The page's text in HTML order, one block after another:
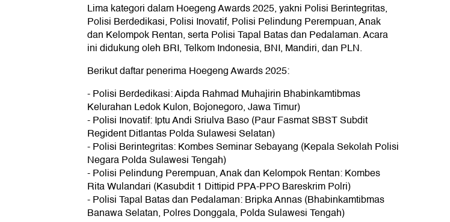
Lima kategori dalam Hoegeng Awards 2025, yakni Polisi Berintegritas,
Polisi Berdedikasi, Polisi Inovatif, Polisi Pelindung Perempuan, Anak
dan Kelompok Rentan, serta Polisi Tapal Batas dan Pedalaman. Acara
ini didukung oleh BRI, Telkom Indonesia, BNI, Mandiri, dan PLN.
Berikut daftar penerima Hoegeng Awards 2025:
- Polisi Berdedikasi: Aipda Rahmad Muhajirin Bhabinkamtibmas
Kelurahan Ledok Kulon, Bojonegoro, Jawa Timur)
- Polisi Inovatif: Iptu Andi Sriulva Baso (Paur Fasmat SBST Subdit
Regident Ditlantas Polda Sulawesi Selatan)
- Polisi Berintegritas: Kombes Seminar Sebayang (Kepala Sekolah Polisi
Negara Polda Sulawesi Tengah)
- Polisi Pelindung Perempuan, Anak dan Kelompok Rentan: Kombes
Rita Wulandari (Kasubdit 1 Dittipid PPA-PPO Bareskrim Polri)
- Polisi Tapal Batas dan Pedalaman: Bripka Annas (Bhabinkamtibmas
Banawa Selatan, Polres Donggala, Polda Sulawesi Tengah)